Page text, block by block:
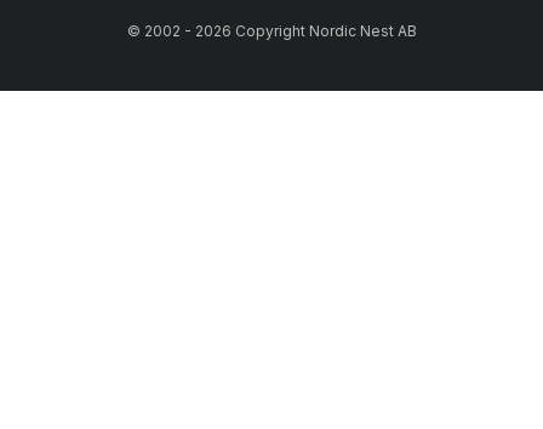
© 2002 - 2026 Copyright Nordic Nest AB